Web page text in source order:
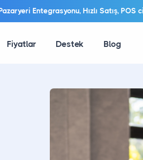
Entegrasyonu, Hızlı Satış, POS
Fiyatlar Destek Blog